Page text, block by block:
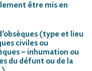
être mis en
(type et lieu
civiles ou
– inhumation ou
du défunt ou de la